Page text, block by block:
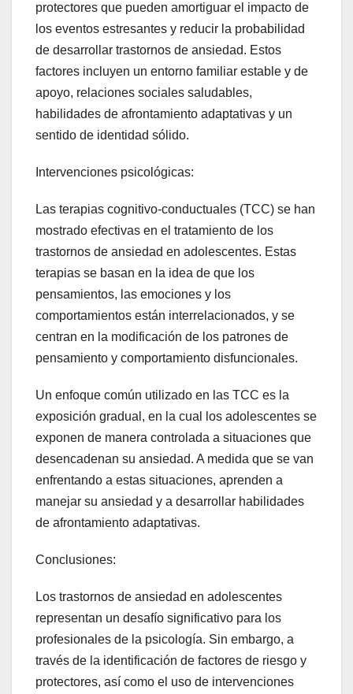
protectores que pueden amortiguar el impacto de
los eventos estresantes y reducir la probabilidad
de desarrollar trastornos de ansiedad. Estos
factores incluyen un entorno familiar estable y de
apoyo, relaciones sociales saludables,
habilidades de afrontamiento adaptativas y un
sentido de identidad sólido.
Intervenciones psicológicas:
Las terapias cognitivo-conductuales (TCC) se han
mostrado efectivas en el tratamiento de los
trastornos de ansiedad en adolescentes. Estas
terapias se basan en la idea de que los
pensamientos, las emociones y los
comportamientos están interrelacionados, y se
centran en la modificación de los patrones de
pensamiento y comportamiento disfuncionales.
Un enfoque común utilizado en las TCC es la
exposición gradual, en la cual los adolescentes se
exponen de manera controlada a situaciones que
desencadenan su ansiedad. A medida que se van
enfrentando a estas situaciones, aprenden a
manejar su ansiedad y a desarrollar habilidades
de afrontamiento adaptativas.
Conclusiones:
Los trastornos de ansiedad en adolescentes
representan un desafío significativo para los
profesionales de la psicología. Sin embargo, a
través de la identificación de factores de riesgo y
protectores, así como el uso de intervenciones